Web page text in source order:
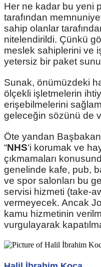
Her ne kadar bu yeni
tarafından
sahip olanlar
nitelendirildi. Çünkü
meslek sahiplerini ve
yetersiz bir paket
Sunak, önümüzdeki
ölçekli işletmelerin
erişebilmelerini
geleceğin sözünü de
Öte yandan
“NHS‘i korumak ve
çıkmamaları
genelinde kafe, pub,
ve spor salonları bu
servisi hizmeti (take-
vermeyecek. Ancak
kamu hizmetinin
vurgulayarak